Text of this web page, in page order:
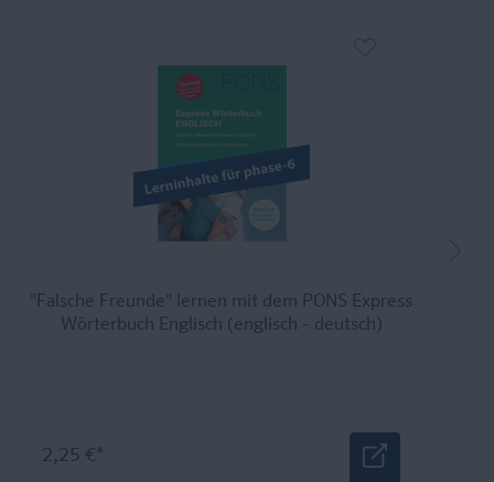
"Falsche Freunde" lernen mit dem PONS Express
Wörterbuch Englisch (englisch - deutsch)
2,25 €*